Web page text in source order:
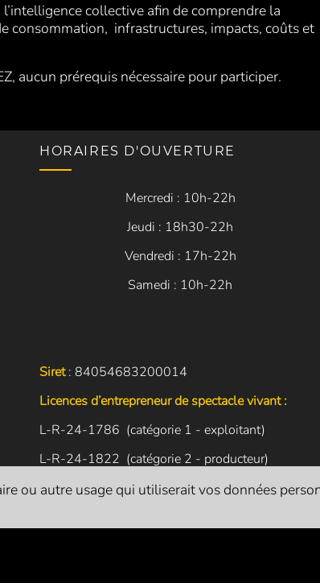
collective afin de comprendre la
consommation, infrastructures, impacts, coûts et
aucun prérequis nécessaire pour participer.
HORAIRES D'OUVERTURE
Mercredi : 10h-22h
Jeudi : 18h30-22h
Vendredi : 17h-22h
Samedi : 10h-22h
Siret: 84054683200014
Licences d’entrepreneur de spectacle vivant :
L-R-24-1786 (catégorie 1 - exploitant)
L-R-24-1822 (catégorie 2 - producteur)
L-R-24-1821 (catégorie 3 - diffuseur)
ou autre usage qui utiliserait vos données